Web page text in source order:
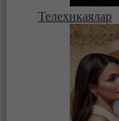
Телехикаялар